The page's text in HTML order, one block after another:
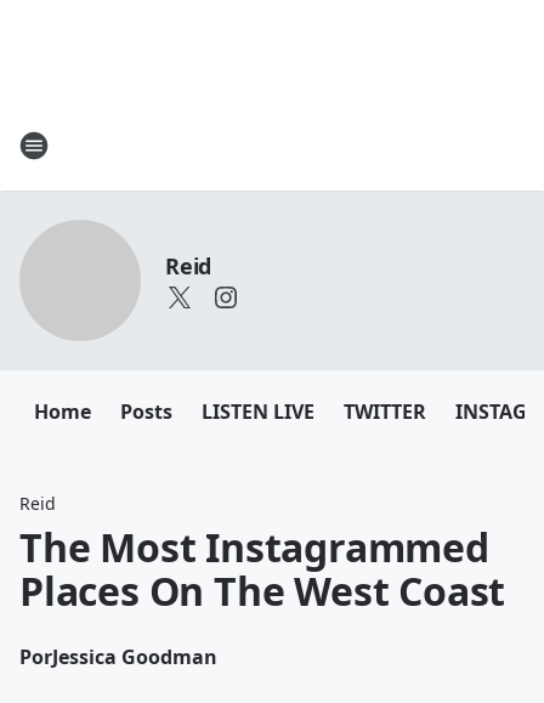
Reid
Home Posts LISTEN LIVE TWITTER
Reid
The Most Instagrammed
Places On The West Coast
PorJessica Goodman